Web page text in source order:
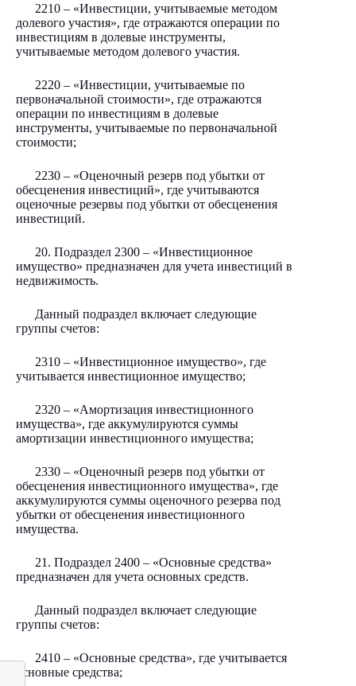
2210 – «Инвестиции, учитываемые методом
долевого участия», где отражаются операции по
инвестициям в долевые инструменты,
учитываемые методом долевого участия.
2220 – «Инвестиции, учитываемые по
первоначальной стоимости», где отражаются
операции по инвестициям в долевые
инструменты, учитываемые по первоначальной
стоимости;
2230 – «Оценочный резерв под убытки от
обесценения инвестиций», где учитываются
оценочные резервы под убытки от обесценения
инвестиций.
20. Подраздел 2300 – «Инвестиционное
имущество» предназначен для учета инвестиций в
недвижимость.
Данный подраздел включает следующие
группы счетов:
2310 – «Инвестиционное имущество», где
учитывается инвестиционное имущество;
2320 – «Амортизация инвестиционного
имущества», где аккумулируются суммы
амортизации инвестиционного имущества;
2330 – «Оценочный резерв под убытки от
обесценения инвестиционного имущества», где
аккумулируются суммы оценочного резерва под
убытки от обесценения инвестиционного
имущества.
21. Подраздел 2400 – «Основные средства»
предназначен для учета основных средств.
Данный подраздел включает следующие
группы счетов:
2410 – «Основные средства», где учитывается
основные средства;